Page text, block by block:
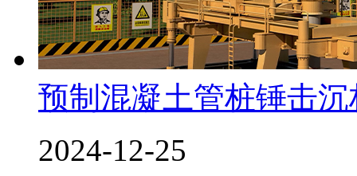
预制混凝土管桩锤击
2024-12-25